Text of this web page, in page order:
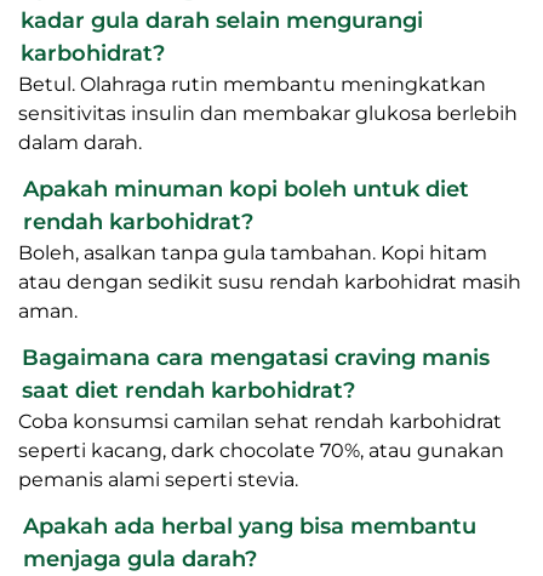
kadar gula darah selain mengurangi
karbohidrat?
Betul. Olahraga rutin membantu meningkatkan
sensitivitas insulin dan membakar glukosa berlebih
dalam darah.
Apakah minuman kopi boleh untuk diet
rendah karbohidrat?
Boleh, asalkan tanpa gula tambahan. Kopi hitam
atau dengan sedikit susu rendah karbohidrat masih
aman.
Bagaimana cara mengatasi craving manis
saat diet rendah karbohidrat?
Coba konsumsi camilan sehat rendah karbohidrat
seperti kacang, dark chocolate 70%, atau gunakan
pemanis alami seperti stevia.
Apakah ada herbal yang bisa membantu
menjaga gula darah?